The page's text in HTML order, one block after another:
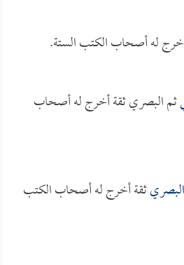
له أصحاب الكتب الستة.
ثم البصري ثقة أخرج له أصحاب
ثقة أخرج له أصحاب الكتب